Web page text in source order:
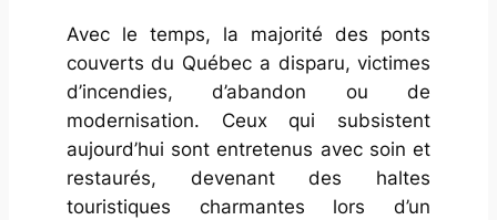
Avec le temps, la majorité des ponts
couverts du Québec a disparu, victimes
d’incendies, d’abandon ou de
modernisation. Ceux qui subsistent
aujourd’hui sont entretenus avec soin et
restaurés, devenant des haltes
touristiques charmantes lors d’un